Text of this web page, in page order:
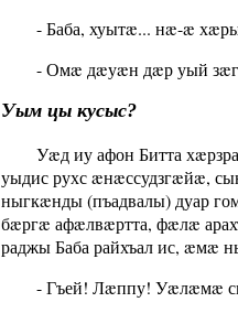
- Баба, хуытæ... нæ-æ
- Омæ дæуæн дæр уый
Уым цы кусыс?
Уæд иу афон Битта
уыдис рухс æнæссудзгæйæ,
ныгкæнды (пъадвалы) дуар
бæргæ афæлвæртта, фæлæ
раджы Баба райхъал ис, æмæ
- Гъей! Лæппу! Уæлæмæ